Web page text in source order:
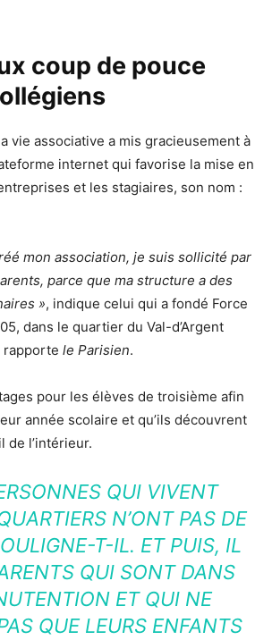
coup de pouce
vie associative a mis gracieusement à
internet qui favorise la mise en
et les stagiaires, son nom :
mon association, je suis sollicité par
parce que ma structure a des
», indique celui qui a fondé Force
dans le quartier du Val-d’Argent
rapporte le Parisien.
pour les élèves de troisième afin
année scolaire et qu’ils découvrent
de l’intérieur.
QUI VIVENT
N’ONT PAS DE
T-IL. ET PUIS, IL
QUI SONT DANS
ET QUI NE
QUE LEURS ENFANTS